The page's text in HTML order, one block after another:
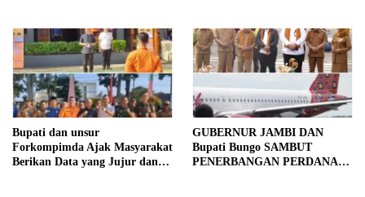
Bupati dan unsur
Forkompimda Ajak Masyarakat
Berikan Data yang Jujur dan
GUBERNUR JAMBI DAN
Bupati Bungo SAMBUT
PENERBANGAN PERDANA